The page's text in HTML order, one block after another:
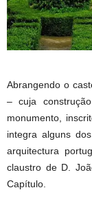
Abrangendo o
– cuja
monumento,
integra alguns
arquitectura
claustro de D.
Capítulo.